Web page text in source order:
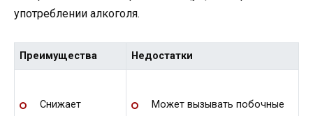
употреблении алкоголя.
Преимущества Недостатки
Снижает
Может вызывать побочные